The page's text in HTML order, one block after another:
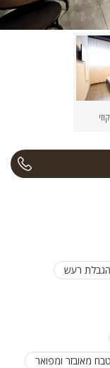
רעש
מאובזר ומפואר